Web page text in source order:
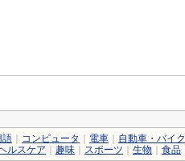
語 コンピュータ 電車 自動車・バイク
ルスケア 趣味 スポーツ 生物 食品